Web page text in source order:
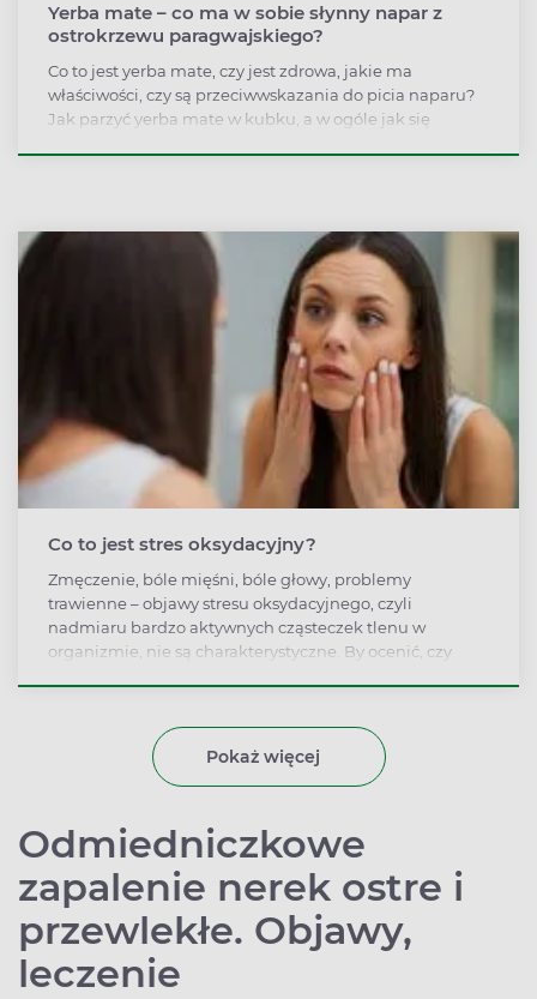
Yerba mate – co ma w sobie słynny napar z
ostrokrzewu paragwajskiego?
Co to jest yerba mate, czy jest zdrowa, jakie ma
właściwości, czy są przeciwwskazania do picia naparu?
Jak parzyć yerba mate w kubku, a w ogóle jak się
Co to jest stres oksydacyjny?
Zmęczenie, bóle mięśni, bóle głowy, problemy
trawienne – objawy stresu oksydacyjnego, czyli
nadmiaru bardzo aktywnych cząsteczek tlenu w
organizmie, nie są charakterystyczne. By ocenić, czy
Pokaż więcej
Odmiedniczkowe
zapalenie nerek ostre i
przewlekłe. Objawy,
leczenie